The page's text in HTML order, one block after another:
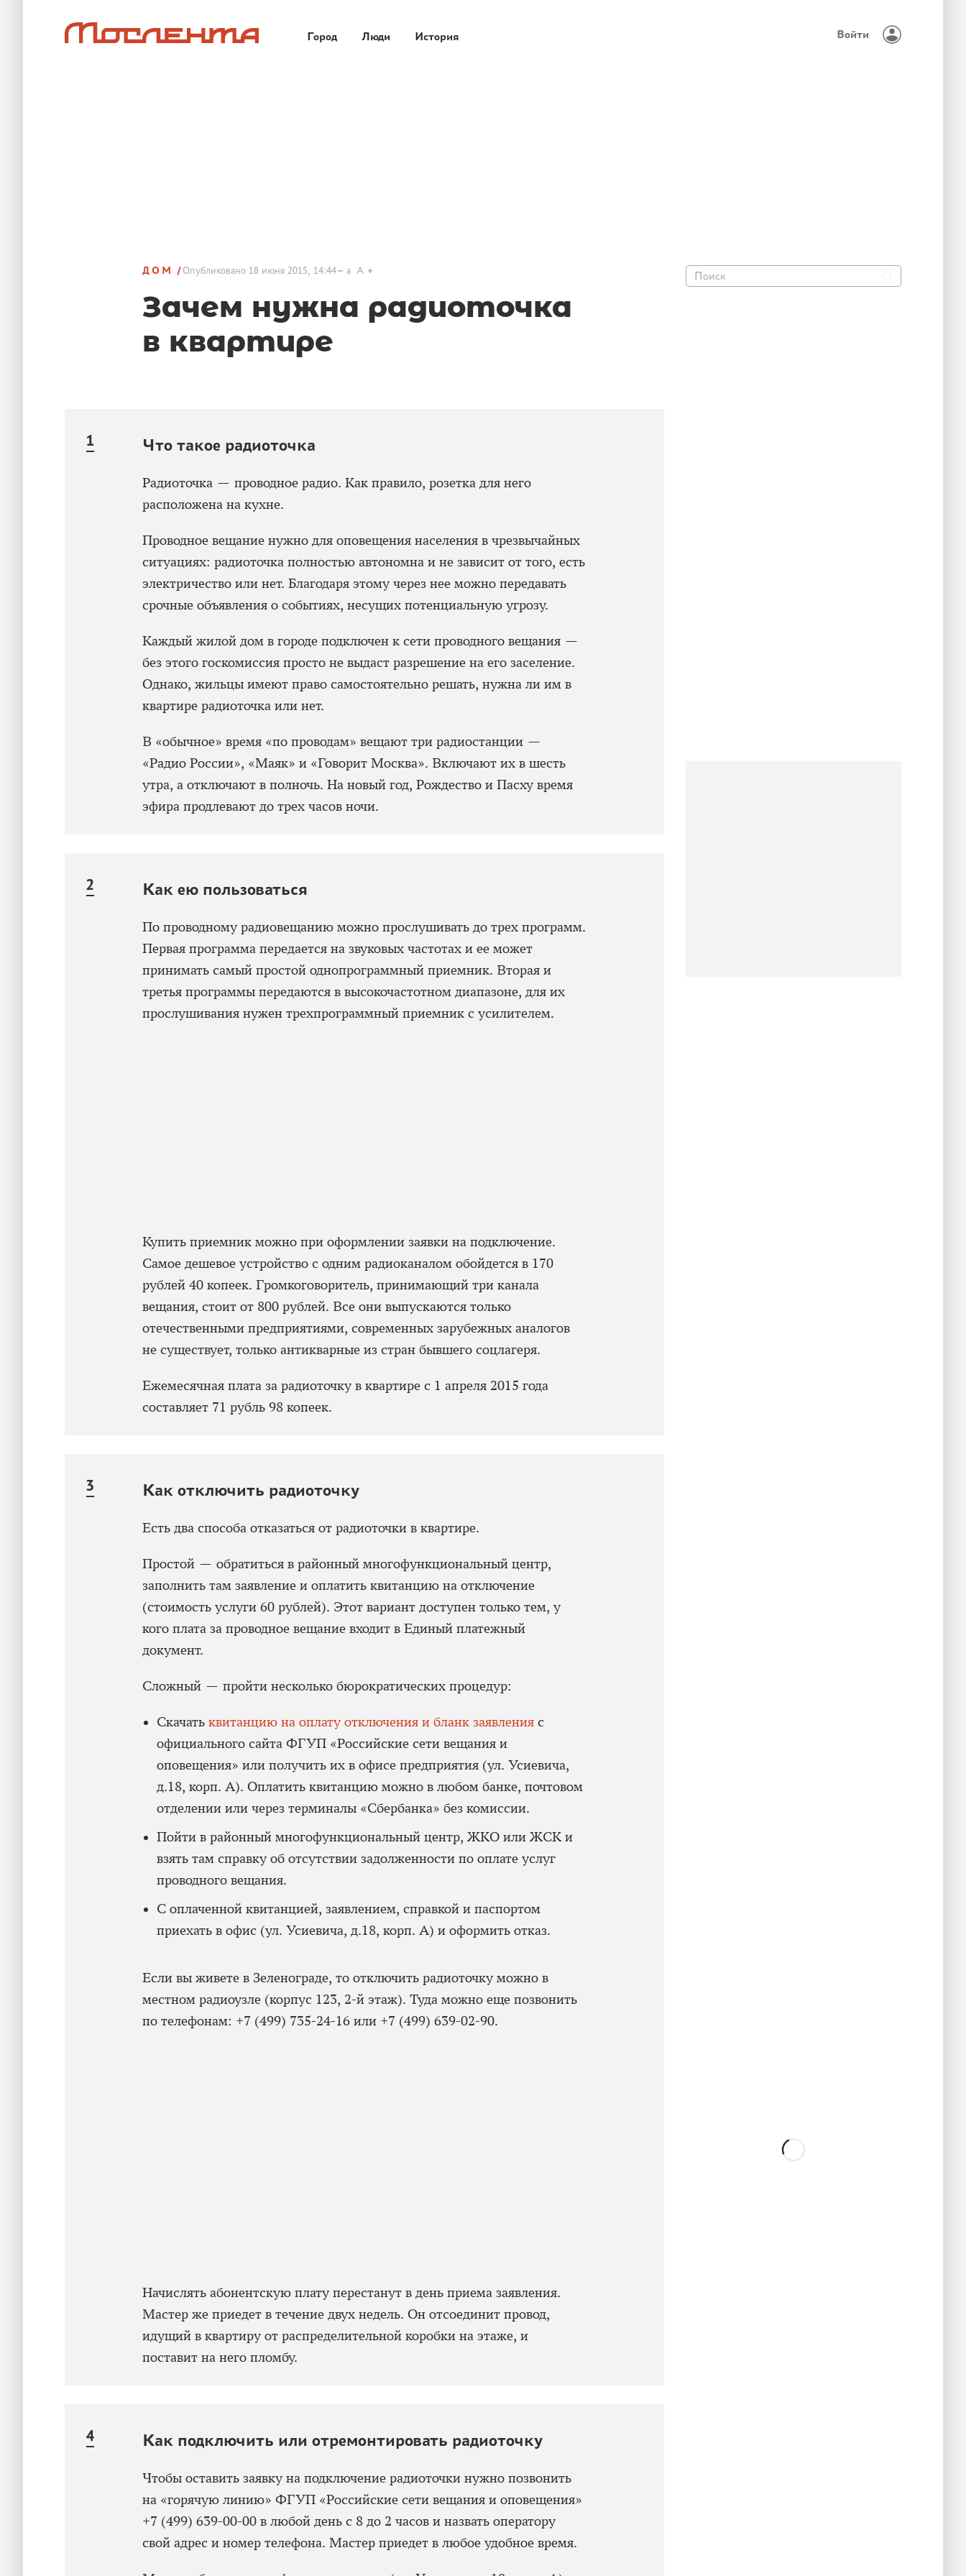
Город Люди История Войти
ДОМ Опубликовано18 июня 2015, 14:44 a A
Зачем нужна радиоточка
в квартире
Что такое радиоточка
Радиоточка — проводное радио. Как правило, розетка для него
расположена на кухне.
Проводное вещание нужно для оповещения населения в чрезвычайных
ситуациях: радиоточка полностью автономна и не зависит от того, есть
электричество или нет. Благодаря этому через нее можно передавать
срочные объявления о событиях, несущих потенциальную угрозу.
Каждый жилой дом в городе подключен к сети проводного вещания —
без этого госкомиссия просто не выдаст разрешение на его заселение.
Однако, жильцы имеют право самостоятельно решать, нужна ли им в
квартире радиоточка или нет.
В «обычное» время «по проводам» вещают три радиостанции —
«Радио России», «Маяк» и «Говорит Москва». Включают их в шесть
утра, а отключают в полночь. На новый год, Рождество и Пасху время
эфира продлевают до трех часов ночи.
Как ею пользоваться
По проводному радиовещанию можно прослушивать до трех программ.
Первая программа передается на звуковых частотах и ее может
принимать самый простой однопрограммный приемник. Вторая и
третья программы передаются в высокочастотном диапазоне, для их
прослушивания нужен трехпрограммный приемник с усилителем.
Купить приемник можно при оформлении заявки на подключение.
Самое дешевое устройство с одним радиоканалом обойдется в 170
рублей 40 копеек. Громкоговоритель, принимающий три канала
вещания, стоит от 800 рублей. Все они выпускаются только
отечественными предприятиями, современных зарубежных аналогов
не существует, только антикварные из стран бывшего соцлагеря.
Ежемесячная плата за радиоточку в квартире с 1 апреля 2015 года
составляет 71 рубль 98 копеек.
Как отключить радиоточку
Есть два способа отказаться от радиоточки в квартире.
Простой — обратиться в районный многофункциональный центр,
заполнить там заявление и оплатить квитанцию на отключение
(стоимость услуги 60 рублей). Этот вариант доступен только тем, у
кого плата за проводное вещание входит в Единый платежный
документ.
Сложный — пройти несколько бюрократических процедур:
Скачать квитанцию на оплату отключения и бланк заявления с
официального сайта ФГУП «Российские сети вещания и
оповещения» или получить их в офисе предприятия (ул. Усиевича,
д.18, корп. А). Оплатить квитанцию можно в любом банке, почтовом
отделении или через терминалы «Сбербанка» без комиссии.
Пойти в районный многофункциональный центр, ЖКО или ЖСК и
взять там справку об отсутствии задолженности по оплате услуг
проводного вещания.
С оплаченной квитанцией, заявлением, справкой и паспортом
приехать в офис (ул. Усиевича, д.18, корп. А) и оформить отказ.
Если вы живете в Зеленограде, то отключить радиоточку можно в
местном радиоузле (корпус 123, 2-й этаж). Туда можно еще позвонить
по телефонам: +7 (499) 735-24-16 или +7 (499) 639-02-90.
Начислять абонентскую плату перестанут в день приема заявления.
Мастер же приедет в течение двух недель. Он отсоединит провод,
идущий в квартиру от распределительной коробки на этаже, и
поставит на него пломбу.
Как подключить или отремонтировать радиоточку
Чтобы оставить заявку на подключение радиоточки нужно позвонить
на «горячую линию» ФГУП «Российские сети вещания и оповещения»
+7 (499) 639-00-00 в любой день с 8 до 2 часов и назвать оператору
свой адрес и номер телефона. Мастер приедет в любое удобное время.